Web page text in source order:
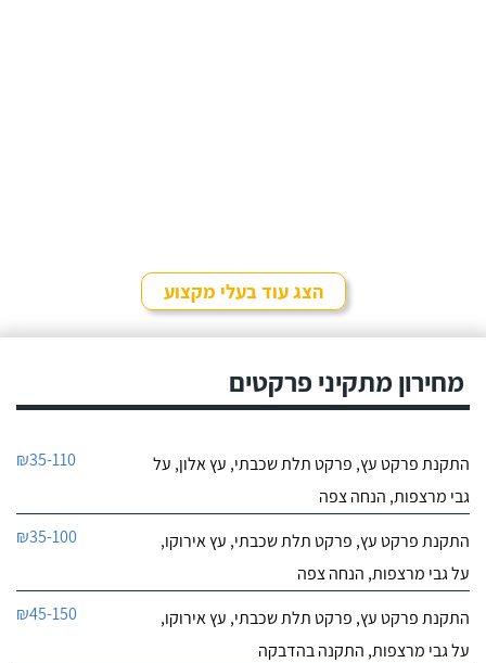
הצג עוד בעלי מקצוע
מחירון מתקיני פרקטים
התקנת פרקט עץ, פרקט תלת שכבתי, עץ אלון, על
גבי מרצפות, הנחה צפה
₪35-110
התקנת פרקט עץ, פרקט תלת שכבתי, עץ אירוקו,
על גבי מרצפות, הנחה צפה
₪35-100
התקנת פרקט עץ, פרקט תלת שכבתי, עץ אירוקו,
על גבי מרצפות, התקנה בהדבקה
₪45-150